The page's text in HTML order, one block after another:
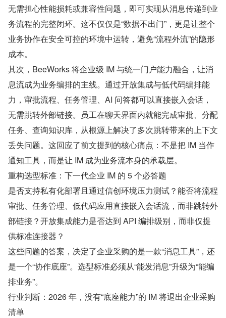
无需担心性能损耗或兼容性问题，即可实现从消息传递到业
务流程的完整闭环。这不仅仅是“数据不出门”，更是让整个
业务协作在安全可控的环境中运转，避免“流程外流”的隐形
成本。
其次，BeeWorks 将企业级 IM 与统一门户能力融合，让消
息流成为业务编排的主线。通过开放集成与低代码编排能
力，审批流程、任务管理、AI 问答都可以直接嵌入会话，
无需跳转外部链接。员工在聊天界面内就能完成审批、分配
任务、查询知识库，从根源上解决了多次跳转带来的上下文
丢失问题。这回应了前文提到的核心痛点：不是把 IM 当作
通知工具，而是让 IM 成为业务流本身的承载层。
重构选型标准：下一代企业 IM 的 5 个必答题
是否支持私有化部署且通过信创环境压力测试？能否将流程
审批、任务管理、低代码应用直接嵌入会话流，而非跳转外
部链接？开放集成能力是否达到 API 编排级别，而非仅提
供标准连接器？
这些问题的答案，决定了企业采购的是一款“消息工具”，还
是一个“协作底座”。选型标准必须从“能发消息”升级为“能编
排业务”。
行业判断：2026 年，没有“底座能力”的 IM 将退出企业采购
清单